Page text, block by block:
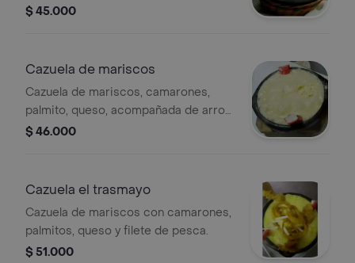
elección y patacón.
$ 45.000
Cazuela de mariscos
Cazuela de mariscos, camarones,
palmito, queso, acompañada de arroz
a elección y patacón.
$ 46.000
Cazuela el trasmayo
Cazuela de mariscos con camarones,
palmitos, queso y filete de pesca.
$ 51.000